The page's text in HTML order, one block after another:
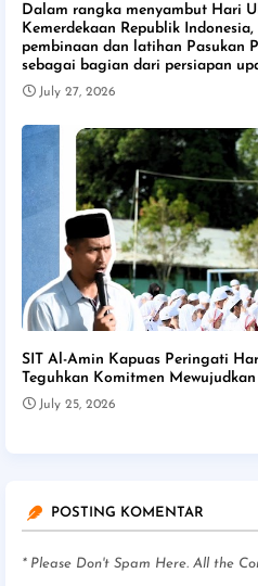
Dalam rangka menyambut Hari
Kemerdekaan Republik
pembinaan dan latihan Pasukan
sebagai bagian dari persiapan
July 27, 2026
SIT Al-Amin Kapuas Peringati
Teguhkan Komitmen
July 25, 2026
POSTING KOMENTAR
* Please Don't Spam Here. All the